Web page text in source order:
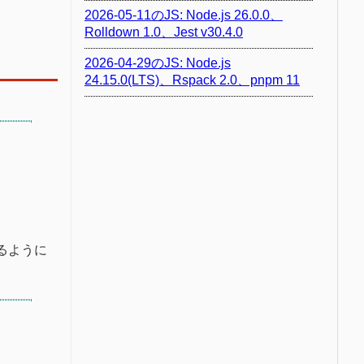
ように
2026-05-11のJS: Node.js 26.0.0、
Rolldown 1.0、Jest v30.4.0
2026-04-29のJS: Node.js
24.15.0(LTS)、Rspack 2.0、pnpm 11